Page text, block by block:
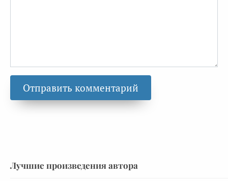
Лучшие произведения автора